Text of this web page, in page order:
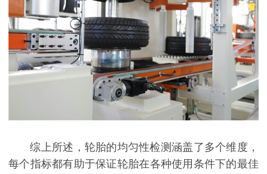
综上所述，轮胎的均匀性检测涵盖了多个维度，
每个指标都有助于保证轮胎在各种使用条件下的最佳